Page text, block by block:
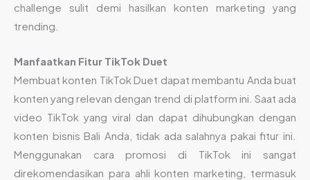
challenge sulit demi hasilkan konten marketing yang
trending.
Manfaatkan Fitur TikTok Duet
Membuat konten TikTok Duet dapat membantu Anda buat
konten yang relevan dengan trend di platform ini. Saat ada
video TikTok yang viral dan dapat dihubungkan dengan
konten bisnis Bali Anda, tidak ada salahnya pakai fitur ini.
Menggunakan cara promosi di TikTok ini sangat
direkomendasikan para ahli konten marketing, termasuk